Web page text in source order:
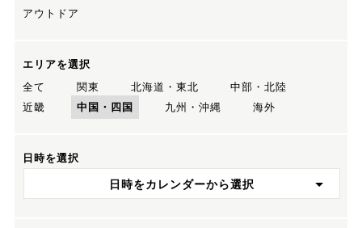
アウトドア
エリアを選択
全て
関東 北海道・東北
中部・北陸
近畿
中国・四国 九州・沖縄 海外
日時を選択
日時をカレンダーから選択